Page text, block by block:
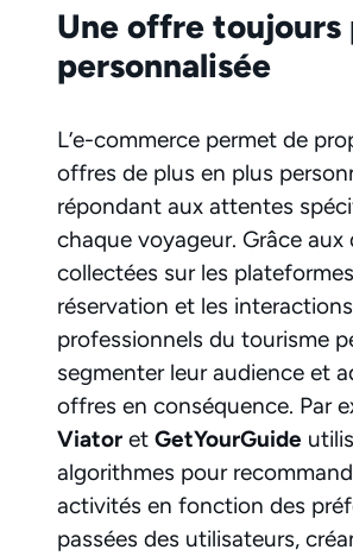
Une offre toujours
personnalisée
L’e-commerce permet de
offres de plus en plus
répondant aux attentes
chaque voyageur. Grâce aux
collectées sur les
réservation et les
professionnels du tourisme
segmenter leur audience et
offres en conséquence. Par
Viator et GetYourGuide
algorithmes pour
activités en fonction des
passées des utilisateurs,